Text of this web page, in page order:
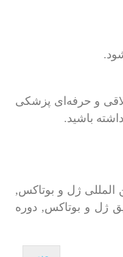
و حرفه‌ای پزشکی
باشید.
المللی ژل و بوتاکس,
ژل و بوتاکس, دوره